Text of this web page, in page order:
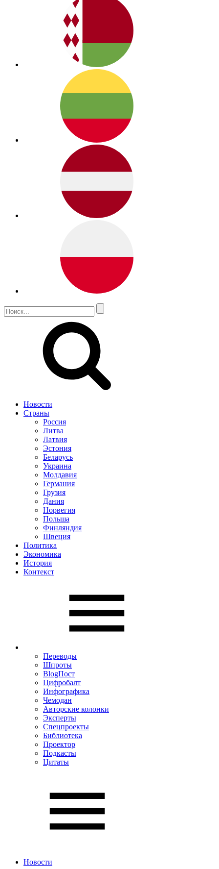
Новости
Страны
Россия
Литва
Латвия
Эстония
Беларусь
Украина
Молдавия
Германия
Грузия
Дания
Норвегия
Польша
Финляндия
Швеция
Политика
Экономика
История
Контекст
Переводы
Шпроты
BlogПост
Цифробалт
Инфографика
Чемодан
Авторские колонки
Эксперты
Спецпроекты
Библиотека
Проектор
Подкасты
Цитаты
Новости